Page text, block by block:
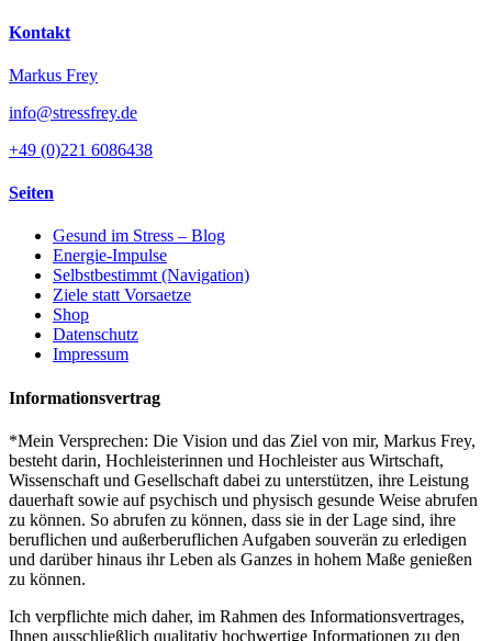
Kontakt
Markus Frey
info@stressfrey.de
+49 (0)221 6086438
Seiten
Gesund im Stress – Blog
Energie-Impulse
Selbstbestimmt (Navigation)
Ziele statt Vorsaetze
Shop
Datenschutz
Impressum
Informationsvertrag
*Mein Versprechen: Die Vision und das Ziel von mir, Markus Frey,
besteht darin, Hochleisterinnen und Hochleister aus Wirtschaft,
Wissenschaft und Gesellschaft dabei zu unterstützen, ihre Leistung
dauerhaft sowie auf psychisch und physisch gesunde Weise abrufen
zu können. So abrufen zu können, dass sie in der Lage sind, ihre
beruflichen und außerberuflichen Aufgaben souverän zu erledigen
und darüber hinaus ihr Leben als Ganzes in hohem Maße genießen
zu können.
Ich verpflichte mich daher, im Rahmen des Informationsvertrages,
Ihnen ausschließlich qualitativ hochwertige Informationen zu den